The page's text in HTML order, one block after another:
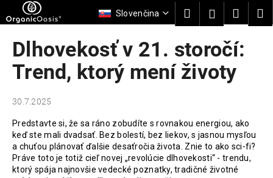
Prejsť
na
obsah
Slovenčina Hľadať
Dlhovekosť v 21. storočí:
Trend, ktorý mení životy
30.7.2025
Predstavte si, že sa ráno zobudíte s rovnakou energiou, ako
keď ste mali dvadsať. Bez bolestí, bez liekov, s jasnou mysľou
a chuťou plánovať ďalšie desaťročia života. Znie to ako sci-fi?
Práve toto je totiž cieľ novej „revolúcie dlhovekosti“ - trendu,
ktorý spája najnovšie vedecké poznatky, tradičné životné
o
Č
o
p
t
r
e